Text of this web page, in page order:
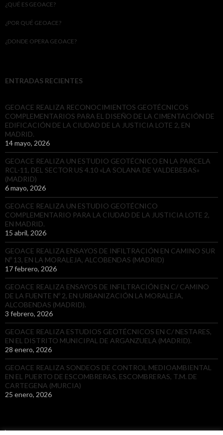
¿QUÉ ES GEOACE?
¿POR QUÉ GEOACE?
¿DONDE OPERA GEOACE?
ENTRADAS RECIENTES
GEOACE REALIZA RECONOCIMIENTOS GEOTÉCNICOS
COMPLEMENTARIOS PARA EL DISEÑO DE LA CIMENTACIÓN DE
EDIFICACIÓN DE LA CIUDAD DE LA JUSTICIA LOTE 2, EN
MADRID.
14 mayo, 2026
GEOACE REALIZA UN ESTUDIO GEOTÉCNICO EN LA PARCELA
RCL-11, DEL SECTOR US 4.10 «LA SOLANA DE VALDEBEBAS»
(MADRID)
6 mayo, 2026
GEOACE REALIZA UN ESTUDIO GEOTÉCNICO
COMPLEMENTARIO PARA LA CIUDAD DE LA JUSTICIA LOTE 2,
EN MADRID.
15 abril, 2026
GEOACE REALIZA ENSAYOS DE INFILTRACIÓN EN CAMINO SUR
Nº 13, EN LA MORALEJA, ALCOBENDAS (MADRID)
17 febrero, 2026
GEOACE REALIZA ENSAYOS DE INFILTRACIÓN EN C/ CAMINO
DE LA FUENTE Nº 2, EN URBANIZACIÓN LA MORALEJA,
ALCOBENDAS (MADRID).
3 febrero, 2026
GEOACE REALIZA ESTUDIOS GEOTÉCNICOS EN C/ NESTARES,
EN EL DISTRITO MUNICIPAL DE ARGANZUELA (MADRID).
28 enero, 2026
GEOACE REALIZA SONDEOS DE CONTROL MEDIOAMBIENTAL
EN EL PUERTO DE ESCOMBRERAS, ESCOMBRERAS, T.M. DE
CARTEGENA (MURCIA)
25 enero, 2026